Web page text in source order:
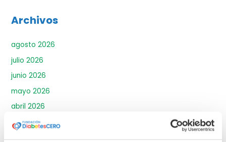
r
Archivos
agosto 2026
julio 2026
junio 2026
mayo 2026
abril 2026
marzo 2026
febrero 2026